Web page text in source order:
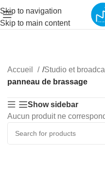
Skip to navigation
Skip to main content
Accueil /Studio et
panneau de brassage
Show sidebar
Aucun produit ne